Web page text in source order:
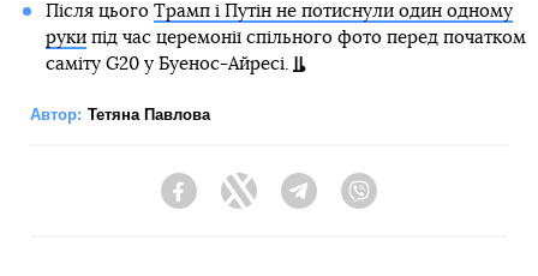
Після цього Трамп і Путін не потиснули один одному
рукипід час церемонії спільного фото перед початком
саміту G20 у Буенос-Айресі.
Автор: Тетяна Павлова
FacebookTwitter Telegram